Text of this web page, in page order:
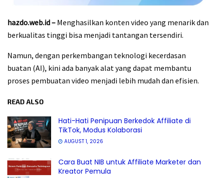
hazdo.web.id – Menghasilkan konten video yang menarik dan
berkualitas tinggi bisa menjadi tantangan tersendiri.
Namun, dengan perkembangan teknologi kecerdasan
buatan (AI), kini ada banyak alat yang dapat membantu
proses pembuatan video menjadi lebih mudah dan efisien.
READ ALSO
Hati-Hati Penipuan Berkedok Affiliate di
TikTok, Modus Kolaborasi
AUGUST 1, 2026
Cara Buat NIB untuk Affiliate Marketer dan
Kreator Pemula